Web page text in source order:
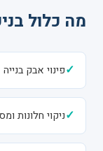
מה כלול
✓פינוי אבק בנייה
✓ניקוי חלונות